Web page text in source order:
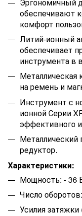
обеспечивают
комфорт
Литий-ионный
обеспечивает
инструмента в
Металлическая
на ремень и
Инструмент с
ионной Серии
эффективного
Металлический
редуктор.
Характеристики:
Мощность: - 36
Число
Усилия